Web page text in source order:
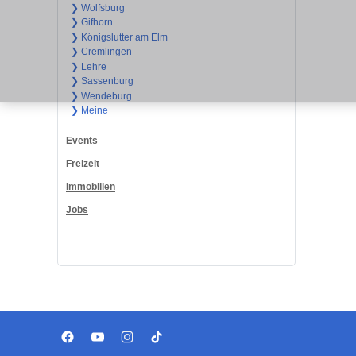
❯ Wolfsburg
❯ Gifhorn
❯ Königslutter am Elm
❯ Cremlingen
❯ Lehre
❯ Sassenburg
❯ Wendeburg
❯ Meine
Events
Freizeit
Immobilien
Jobs